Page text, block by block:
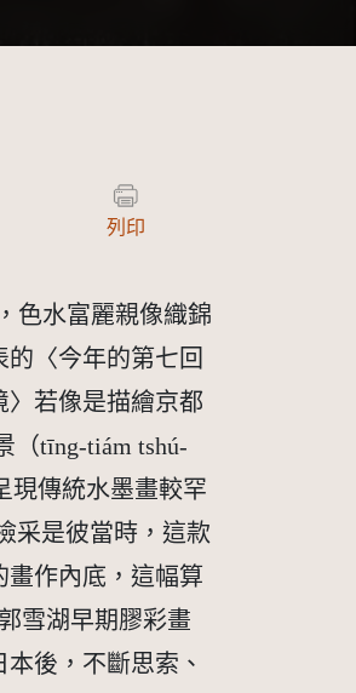
列印
色水富麗親像織錦
〈今年的第七回
若像是描繪京都
（tīng-tiám tshú-
現傳統水墨畫較罕
采是彼當時，這款
作內底，這幅算
雪湖早期膠彩畫
後，不斷思索、